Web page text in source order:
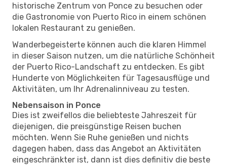
historische Zentrum von Ponce zu besuchen oder
die Gastronomie von Puerto Rico in einem schönen
lokalen Restaurant zu genießen.
Wanderbegeisterte können auch die klaren Himmel
in dieser Saison nutzen, um die natürliche Schönheit
der Puerto Rico-Landschaft zu entdecken. Es gibt
Hunderte von Möglichkeiten für Tagesausflüge und
Aktivitäten, um Ihr Adrenalinniveau zu testen.
Nebensaison in Ponce
Dies ist zweifellos die beliebteste Jahreszeit für
diejenigen, die preisgünstige Reisen buchen
möchten. Wenn Sie Ruhe genießen und nichts
dagegen haben, dass das Angebot an Aktivitäten
eingeschränkter ist, dann ist dies definitiv die beste